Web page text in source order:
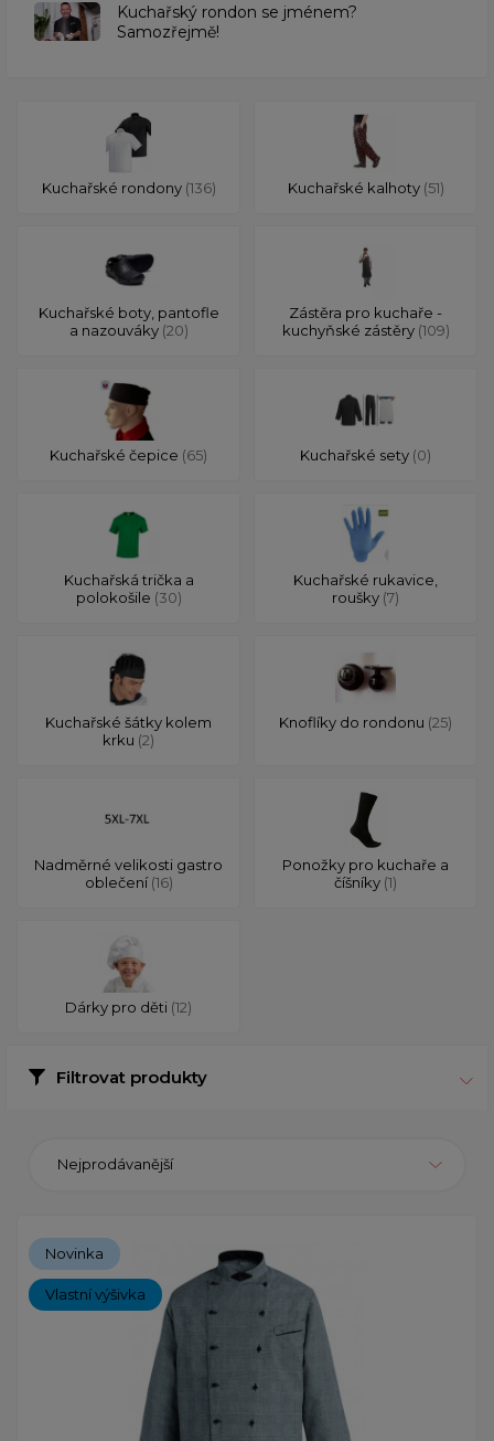
Kuchařský rondon se jménem?
Samozřejmě!
Kuchařské rondony (136) Kuchařské kalhoty (51)
Kuchařské boty, pantofle
a nazouváky (20)
Zástěra pro kuchaře -
kuchyňské zástěry (109)
Kuchařské čepice (65) Kuchařské sety (0)
Kuchařská trička a
polokošile (30)
Kuchařské rukavice,
roušky (7)
Kuchařské šátky kolem
krku (2)
Knoflíky do rondonu (25)
Nadměrné velikosti gastro
oblečení(16)
Ponožky pro kuchaře a
číšníky (1)
Dárky pro děti (12)
Filtrovat produkty
Nejprodávanější
Novinka
Vlastní výšivka